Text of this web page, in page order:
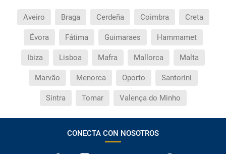
Aveiro Braga Cerdeña Coimbra Creta
Évora Fátima Guimaraes Hammamet
Ibiza Lisboa Mafra Mallorca Malta
Marvão Menorca Oporto Santorini
Sintra Tomar Valença do Minho
CONECTA CON NOSOTROS